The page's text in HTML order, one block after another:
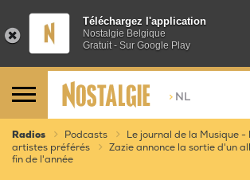
Téléchargez l'application
Nostalgie Belgique
Gratuit - Sur Google Play
> NL
Radios Podcasts
Le journal de la Musique
artistes préférés
Zazie annonce la sortie d'un
fin de l'année